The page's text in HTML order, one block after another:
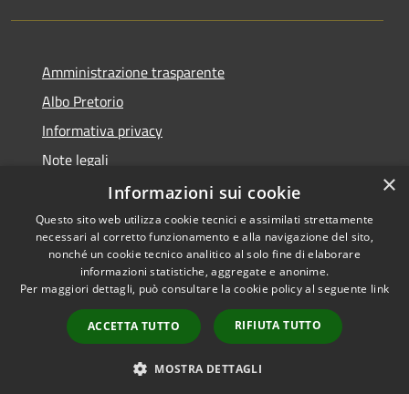
Amministrazione trasparente
Albo Pretorio
Informativa privacy
Note legali
Dichiarazione di accessibilità
RSS
Accessibilità
Copyright © 2026 • Comune di
Municipium•
Accesso
redazione
×
Informazioni sui cookie
Questo sito web utilizza cookie tecnici e assimilati strettamente
necessari al corretto funzionamento e alla navigazione del sito,
nonché un cookie tecnico analitico al solo fine di elaborare
informazioni statistiche, aggregate e anonime.
Per maggiori dettagli, può consultare la cookie policy al seguente link
ACCETTA TUTTO RIFIUTA TUTTO
MOSTRA DETTAGLI